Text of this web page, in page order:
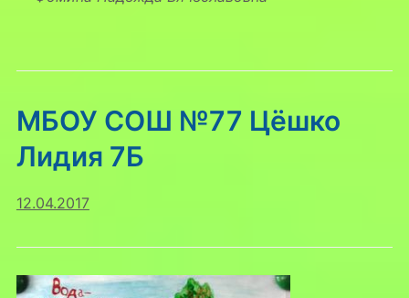
МБОУ СОШ №77 Цёшко
Лидия 7Б
12.04.2017